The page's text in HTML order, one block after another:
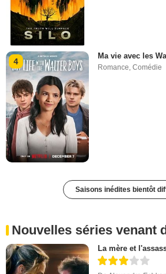
4
Ma vie avec les
Romance,Comédie
Saisons inédites bientôt
Nouvelles séries venant
La mère et